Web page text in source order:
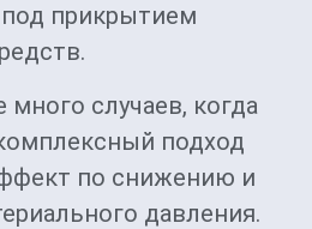
прикрытием
случаев, когда
подход
по снижению и
давления.